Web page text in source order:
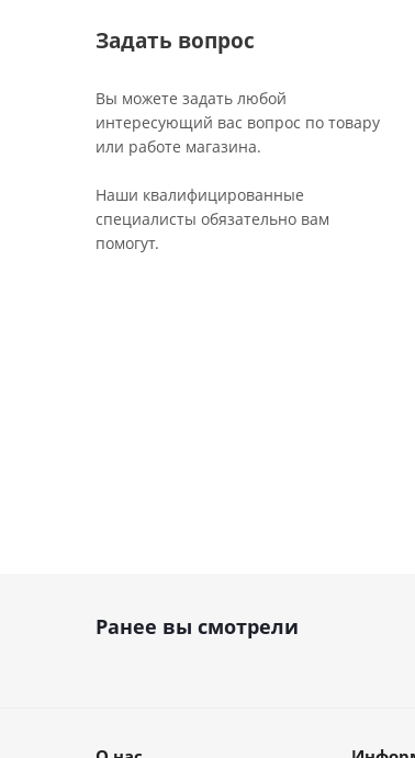
Задать вопрос
Вы можете задать любой
интересующий вас вопрос по товару
или работе магазина.
Наши квалифицированные
специалисты обязательно вам
помогут.
Ранее вы смотрели